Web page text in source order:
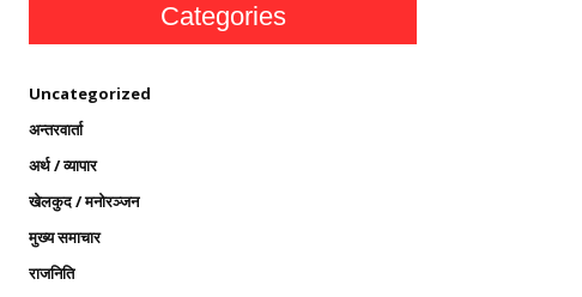
Categories
Uncategorized
अन्तरवार्ता
अर्थ / व्यापार
खेलकुद / मनोरञ्जन
मुख्य समाचार
राजनिति